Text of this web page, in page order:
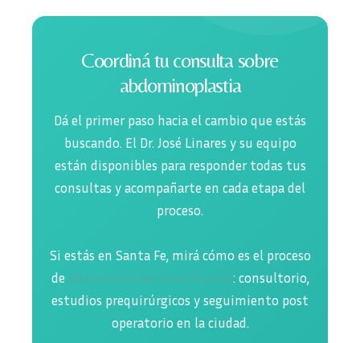
Coordiná tu consulta sobre
abdominoplastia
Dá el primer paso hacia el cambio que estás
buscando. El Dr. José Linares y su equipo
están disponibles para responder todas tus
consultas y acompañarte en cada etapa del
proceso.
Si estás en Santa Fe, mirá cómo es el proceso
de abdominoplastia en Rosario: consultorio,
estudios prequirúrgicos y seguimiento post
operatorio en la ciudad.